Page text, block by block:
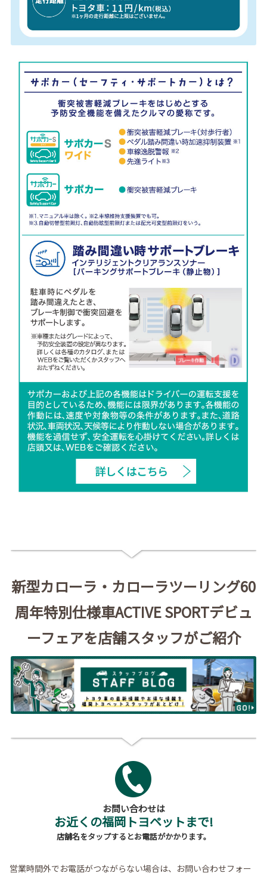
新型カローラ・カローラツーリング60
周年特別仕様車ACTIVE SPORTデビュ
ーフェアを店舗スタッフがご紹介
お問い合わせは
お近くの福岡トヨペットまで!
店舗名をタップするとお電話がかかります。
営業時間外でお電話がつながらない場合は、お問い合わせフォー